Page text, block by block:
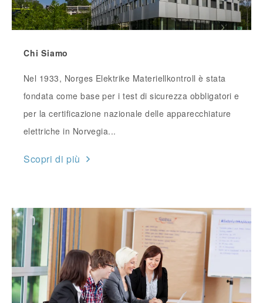
Chi Siamo
Nel 1933, Norges Elektrike Materiellkontroll è stata
fondata come base per i test di sicurezza obbligatori e
per la certificazione nazionale delle apparecchiature
elettriche in Norvegia...
Scopri di più